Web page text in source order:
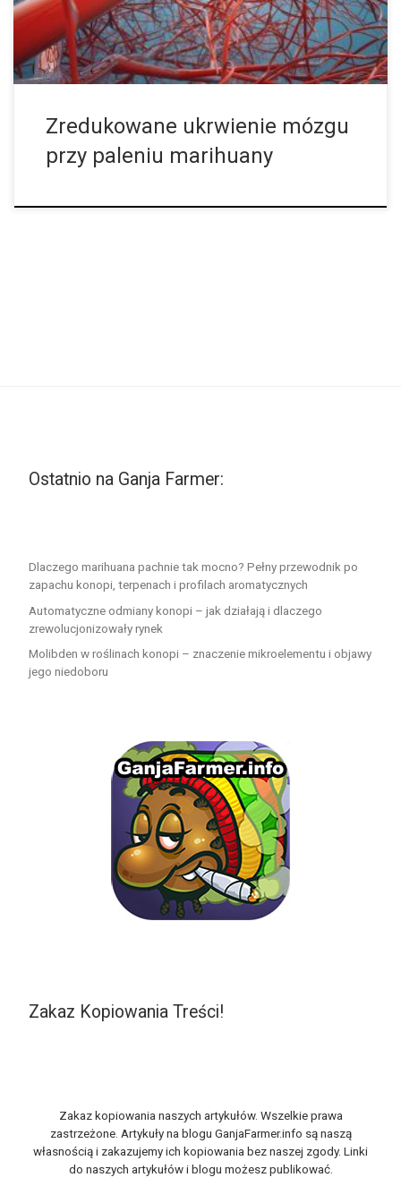
przedstawiono dowody na to, że cannabis jednak działa
szkodliwie na ukrwienie mózgu. […]
Zredukowane ukrwienie mózgu
przy paleniu marihuany
Ostatnio na Ganja Farmer:
Dlaczego marihuana pachnie tak mocno? Pełny przewodnik po
zapachu konopi, terpenach i profilach aromatycznych
Automatyczne odmiany konopi – jak działają i dlaczego
zrewolucjonizowały rynek
Molibden w roślinach konopi – znaczenie mikroelementu i objawy
jego niedoboru
Zakaz Kopiowania Treści!
Zakaz kopiowania naszych artykułów. Wszelkie prawa
zastrzeżone. Artykuły na blogu GanjaFarmer.info są naszą
własnością i zakazujemy ich kopiowania bez naszej zgody. Linki
do naszych artykułów i blogu możesz publikować.